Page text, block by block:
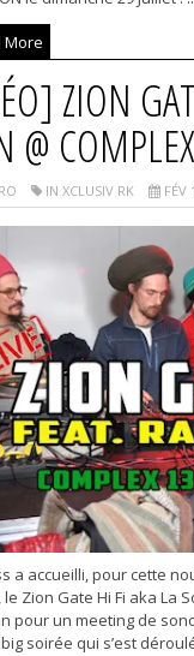
More
ZION
@
IN XCLUSIV RK FÉV
a accueilli, pour cette
le Zion Gate Hi Fi aka
pour un meeting de
soirée qui s’est